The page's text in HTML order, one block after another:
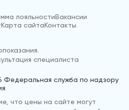
лояльностиВакансии
Карта сайтаКонтакты
специалиста
Федеральная служба по надзору
что цены на сайте могут